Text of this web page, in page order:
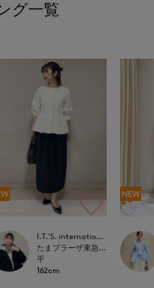
グ一覧
I.T.'S. international
たまプラーザ東急I.T.'S.international
平
162cm
NEW